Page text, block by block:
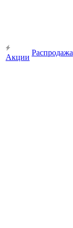
Акции
Распродажа